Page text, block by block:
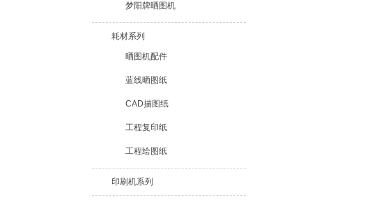
梦阳牌晒图机
耗材系列
晒图机配件
蓝线晒图纸
CAD描图纸
工程复印纸
工程绘图纸
印刷机系列